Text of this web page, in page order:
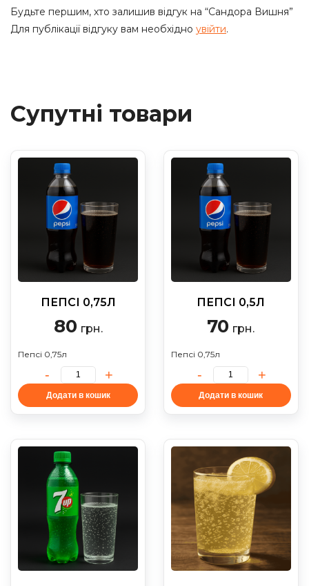
Будьте першим, хто залишив відгук на “Сандора Вишня”
Для публікації відгуку вам необхідно увійти.
Супутні товари
ПЕПСІ 0,75Л
80 грн.
Пепсі 0,75л
Додати в кошик
ПЕПСІ 0,5Л
70 грн.
Пепсі 0,75л
Додати в кошик